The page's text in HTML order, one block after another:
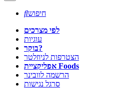
חיפוש
לפי מצרכים
עוגיות
בוקר?
הצטרפות לניוזלטר
אפליקציית Foods
הרשמה לוובינר
סרגל נגישות